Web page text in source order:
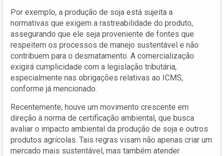
Por exemplo, a produção de soja está sujeita a
normativas que exigem a rastreabilidade do produto,
assegurando que ele seja proveniente de fontes que
respeitem os processos de manejo sustentável e não
contribuem para o desmatamento. A comercialização
exigirá cumplicidade com a legislação tributária,
especialmente nas obrigações relativas ao ICMS,
conforme já mencionado.
Recentemente, houve um movimento crescente em
direção à norma de certificação ambiental, que busca
avaliar o impacto ambiental da produção de soja e outros
produtos agrícolas. Tais regras visam não apenas criar um
mercado mais sustentável, mas também atender